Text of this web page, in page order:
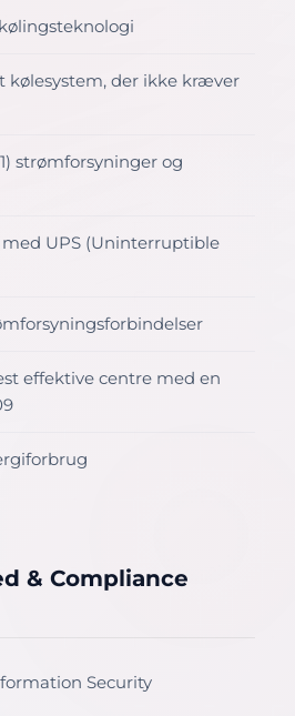
kølesystem, der ikke kræver
strømforsyninger og
UPS (Uninterruptible
effektive centre med en
& Compliance
Security